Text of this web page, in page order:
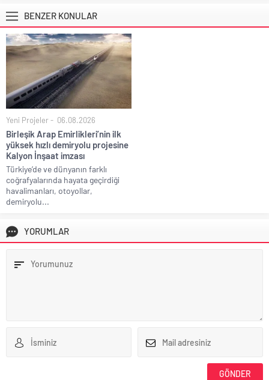
BENZER KONULAR
Yeni Projeler 06.08.2026
Birleşik Arap Emirlikleri’nin ilk
yüksek hızlı demiryolu projesine
Kalyon İnşaat imzası
Türkiye’de ve dünyanın farklı
coğrafyalarında hayata geçirdiği
havalimanları, otoyollar,
demiryolu...
YORUMLAR